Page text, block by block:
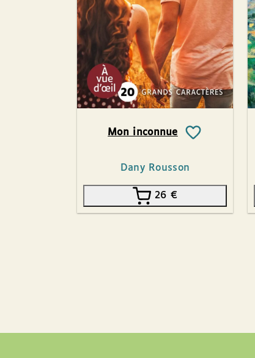
Mon inconnue
Dany Rousson
26 €